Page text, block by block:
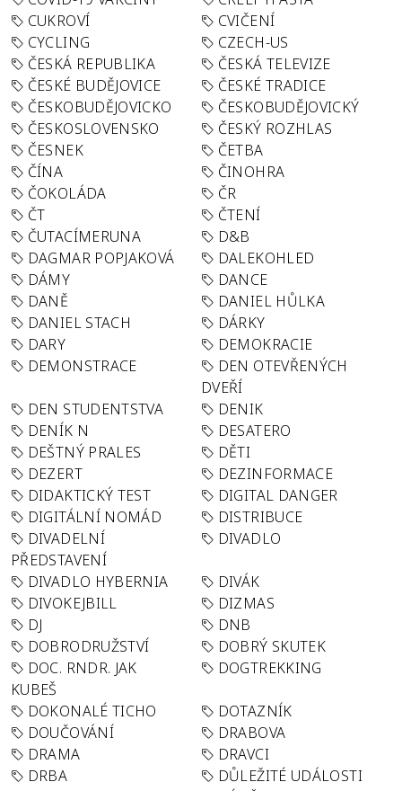
CUKROVÍ
CVIČENÍ
CYCLING
CZECH-US
ČESKÁ REPUBLIKA
ČESKÁ TELEVIZE
ČESKÉ BUDĚJOVICE
ČESKÉ TRADICE
ČESKOBUDĚJOVICKO
ČESKOBUDĚJOVICKÝ
ČESKOSLOVENSKO
ČESKÝ ROZHLAS
ČESNEK
ČETBA
ČÍNA
ČINOHRA
ČOKOLÁDA
ČR
ČT
ČTENÍ
ČUTACÍMERUNA
D&B
DAGMAR POPJAKOVÁ
DALEKOHLED
DÁMY
DANCE
DANĚ
DANIEL HŮLKA
DANIEL STACH
DÁRKY
DARY
DEMOKRACIE
DEMONSTRACE
DEN OTEVŘENÝCH
DVEŘÍ
DEN STUDENTSTVA
DENIK
DENÍK N
DESATERO
DEŠTNÝ PRALES
DĚTI
DEZERT
DEZINFORMACE
DIDAKTICKÝ TEST
DIGITAL DANGER
DIGITÁLNÍ NOMÁD
DISTRIBUCE
DIVADELNÍ
PŘEDSTAVENÍ
DIVADLO
DIVADLO HYBERNIA
DIVÁK
DIVOKEJBILL
DIZMAS
DJ
DNB
DOBRODRUŽSTVÍ
DOBRÝ SKUTEK
DOC. RNDR. JAK
KUBEŠ
DOGTREKKING
DOKONALÉ TICHO
DOTAZNÍK
DOUČOVÁNÍ
DRABOVA
DRAMA
DRAVCI
DRBA
DŮLEŽITÉ UDÁLOSTI